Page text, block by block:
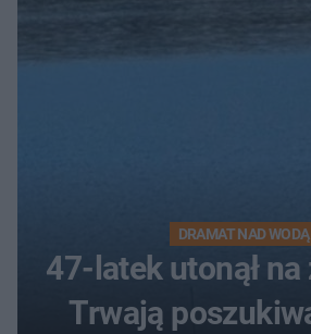
DRAMAT NAD WODĄ
47-latek utonął
Trwają